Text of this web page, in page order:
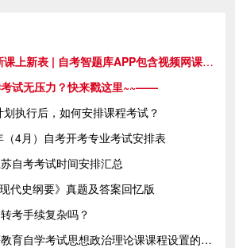
【找科目】2026年新课上新表 | 自考智题库APP包含视频网课 自考真题，附完整目录>>>>
考试无压力？快来戳这里~~——
执行后，如何安排课程考试？
4月）自考开考专业考试安排表
自考考试时间安排汇总
代史纲要》真题及答案回忆版
考手续复杂吗？
黑龙江关于调整高等教育自学考试思想政治理论课课程设置的通知